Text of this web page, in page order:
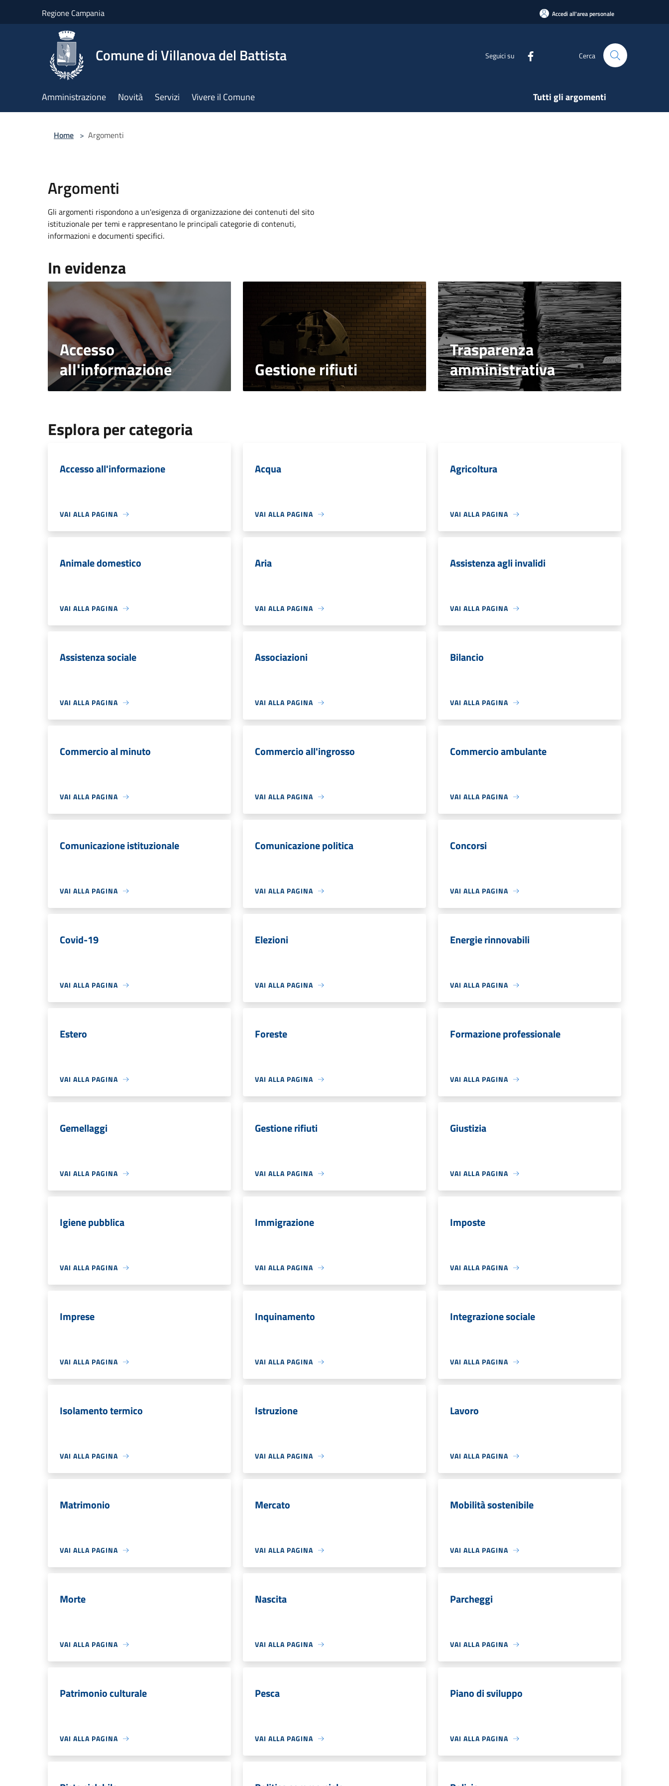
Regione Campania Accedi all'area personale
Comune di Villanova del Battista Seguici su Cerca
Amministrazione Novità Servizi Vivere il Comune Tutti gli argomenti
Home > Argomenti
Argomenti
Gli argomenti rispondono a un'esigenza di organizzazione dei contenuti del sito
istituzionale per temi e rappresentano le principali categorie di contenuti,
informazioni e documenti specifici.
In evidenza
Accesso
all'informazione
Gestione rifiuti
Trasparenza
amministrativa
Esplora per categoria
Accesso all'informazione
VAI ALLA PAGINA
Acqua
VAI ALLA PAGINA
Agricoltura
VAI ALLA PAGINA
Animale domestico
VAI ALLA PAGINA
Aria
VAI ALLA PAGINA
Assistenza agli invalidi
VAI ALLA PAGINA
Assistenza sociale
VAI ALLA PAGINA
Associazioni
VAI ALLA PAGINA
Bilancio
VAI ALLA PAGINA
Commercio al minuto
VAI ALLA PAGINA
Commercio all'ingrosso
VAI ALLA PAGINA
Commercio ambulante
VAI ALLA PAGINA
Comunicazione istituzionale
VAI ALLA PAGINA
Comunicazione politica
VAI ALLA PAGINA
Concorsi
VAI ALLA PAGINA
Covid-19
VAI ALLA PAGINA
Elezioni
VAI ALLA PAGINA
Energie rinnovabili
VAI ALLA PAGINA
Estero
VAI ALLA PAGINA
Foreste
VAI ALLA PAGINA
Formazione professionale
VAI ALLA PAGINA
Gemellaggi
VAI ALLA PAGINA
Gestione rifiuti
VAI ALLA PAGINA
Giustizia
VAI ALLA PAGINA
Igiene pubblica
VAI ALLA PAGINA
Immigrazione
VAI ALLA PAGINA
Imposte
VAI ALLA PAGINA
Imprese
VAI ALLA PAGINA
Inquinamento
VAI ALLA PAGINA
Integrazione sociale
VAI ALLA PAGINA
Isolamento termico
VAI ALLA PAGINA
Istruzione
VAI ALLA PAGINA
Lavoro
VAI ALLA PAGINA
Matrimonio
VAI ALLA PAGINA
Mercato
VAI ALLA PAGINA
Mobilità sostenibile
VAI ALLA PAGINA
Morte
VAI ALLA PAGINA
Nascita
VAI ALLA PAGINA
Parcheggi
VAI ALLA PAGINA
Patrimonio culturale
VAI ALLA PAGINA
Pesca
VAI ALLA PAGINA
Piano di sviluppo
VAI ALLA PAGINA